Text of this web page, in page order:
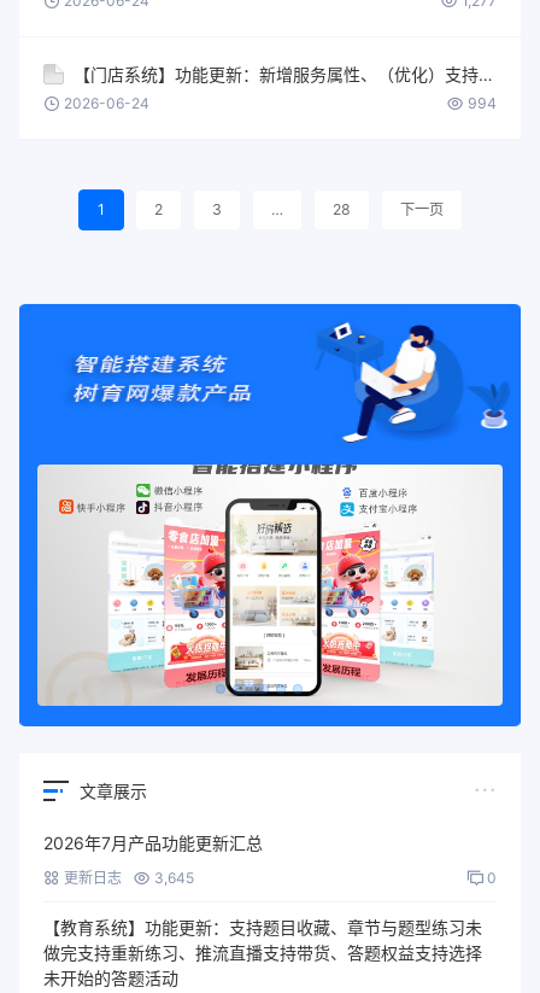
【门店系统】功能更新：新增服务属性、（优化）支持批量关联服务员工和场地、设置提供服务时间数量放开至100等
2026-06-24 994
1 2 3 … 28 下一页
文章展示
2026年7月产品功能更新汇总
更新日志 3,645 0
【教育系统】功能更新：支持题目收藏、章节与题型练习未
做完支持重新练习、推流直播支持带货、答题权益支持选择
未开始的答题活动